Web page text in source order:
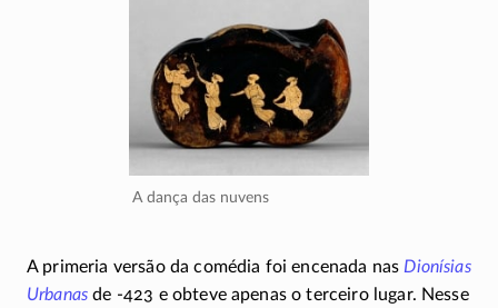
A dança das nuvens
A primeria versão da comédia foi encenada nasDionísias
Urbanas de -423 e obteve apenas o terceiro lugar. Nesse